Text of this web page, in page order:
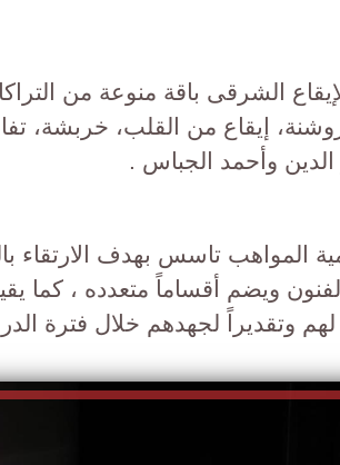
الشرقى باقة منوعة من
إيقاع من القلب، خربشة،
وأحمد الجباس .
المواهب تاسس بهدف الارتقاء
ويضم أقساماً متعدده ، كما
لهم وتقديراً لجهدهم خلال فترة